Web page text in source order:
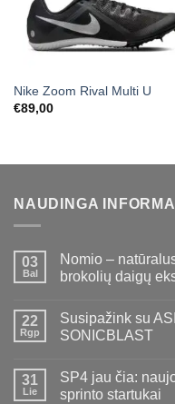
Nike Zoom Rival Multi U
€89,00
NAUDINGA
03
Bal
Nomio –
brokolių daigų
22
Rgp
Susipažink su
SONICBLAST
31
Lie
SP4 jau čia:
sprinto startukai